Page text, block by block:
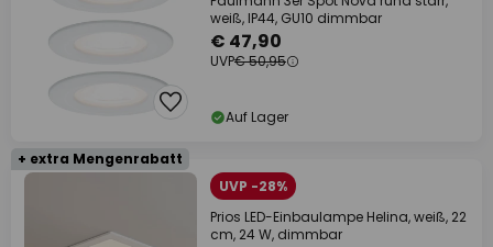
weiß, IP44, GU10 dimmbar
€ 47,90
UVP€ 50,95
Auf Lager
+ extra Mengenrabatt
UVP -28%
Prios LED-Einbaulampe Helina, weiß, 22
cm, 24 W, dimmbar